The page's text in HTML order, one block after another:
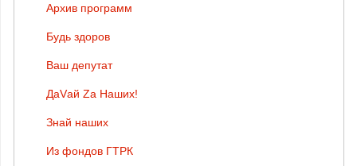
Архив программ
Будь здоров
Ваш депутат
ДаVай Zа Наших!
Знай наших
Из фондов ГТРК